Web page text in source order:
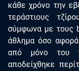
κάθε χρόνο την
τεράστιους
σύμφωνα με τους
άθλημα όσο
από μόνο του
αποδείχθηκε